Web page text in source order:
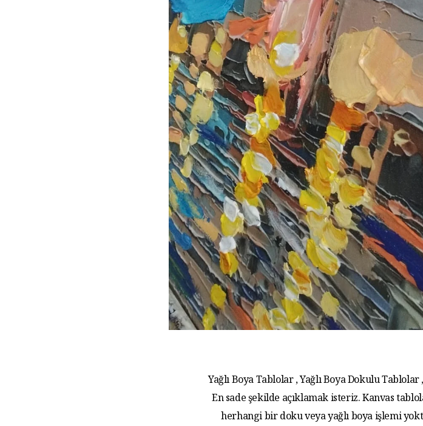
Yağlı Boya Tablolar , Yağlı Boya Dokulu
En sade şekilde açıklamak isteriz. Kanvas
herhangi bir doku veya yağlı boya işlemi